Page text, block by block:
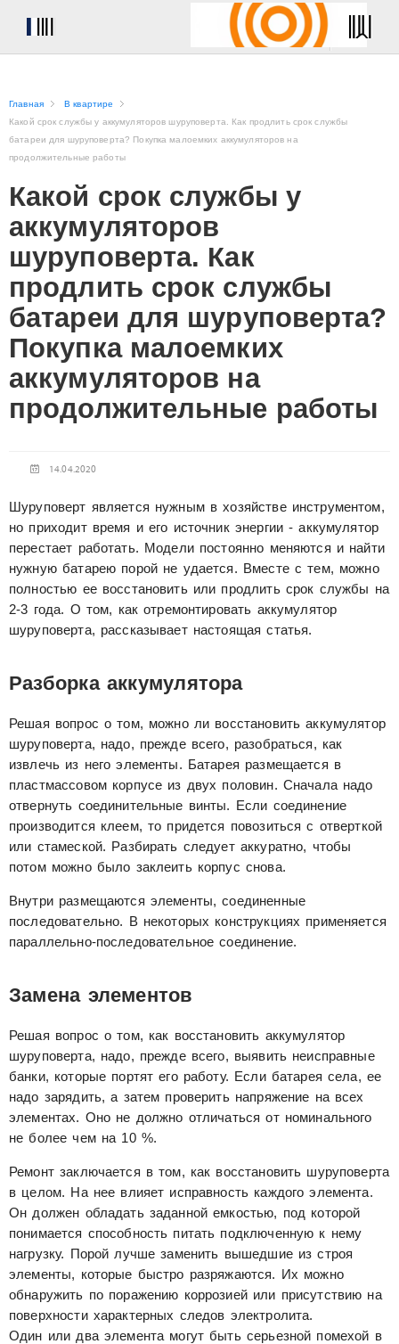
Главная
В квартире
Какой срок службы у аккумуляторов шуруповерта. Как продлить срок службы
батареи для шуруповерта? Покупка малоемких аккумуляторов на
продолжительные работы
Какой срок службы у
аккумуляторов
шуруповерта. Как
продлить срок службы
батареи для шуруповерта?
Покупка малоемких
аккумуляторов на
продолжительные работы
14.04.2020
Шуруповерт является нужным в хозяйстве инструментом,
но приходит время и его источник энергии - аккумулятор
перестает работать. Модели постоянно меняются и найти
нужную батарею порой не удается. Вместе с тем, можно
полностью ее восстановить или продлить срок службы на
2-3 года. О том, как отремонтировать аккумулятор
шуруповерта, рассказывает настоящая статья.
Разборка аккумулятора
Решая вопрос о том, можно ли восстановить аккумулятор
шуруповерта, надо, прежде всего, разобраться, как
извлечь из него элементы. Батарея размещается в
пластмассовом корпусе из двух половин. Сначала надо
отвернуть соединительные винты. Если соединение
производится клеем, то придется повозиться с отверткой
или стамеской. Разбирать следует аккуратно, чтобы
потом можно было заклеить корпус снова.
Внутри размещаются элементы, соединенные
последовательно. В некоторых конструкциях применяется
параллельно-последовательное соединение.
Замена элементов
Решая вопрос о том, как восстановить аккумулятор
шуруповерта, надо, прежде всего, выявить неисправные
банки, которые портят его работу. Если батарея села, ее
надо зарядить, а затем проверить напряжение на всех
элементах. Оно не должно отличаться от номинального
не более чем на 10 %.
Ремонт заключается в том, как восстановить шуруповерта
в целом. На нее влияет исправность каждого элемента.
Он должен обладать заданной емкостью, под которой
понимается способность питать подключенную к нему
нагрузку. Порой лучше заменить вышедшие из строя
элементы, которые быстро разряжаются. Их можно
обнаружить по поражению коррозией или присутствию на
поверхности характерных следов электролита.
Один или два элемента могут быть серьезной помехой в